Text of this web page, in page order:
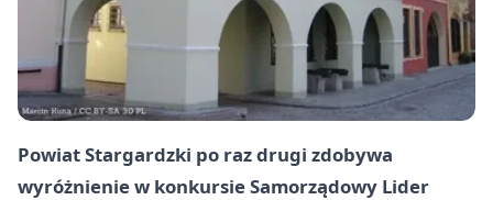
Powiat Stargardzki po raz drugi zdobywa
wyróżnienie w konkursie Samorządowy Lider